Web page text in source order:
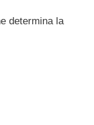
determina la